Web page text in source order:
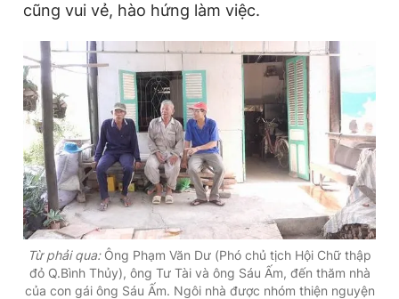
0906 645 777 0908 780 404
Đặt báo Quảng cáo RSS Tòa soạn Chính sách bảo
Tổng biên tập: Nguyễn Ngọc Toàn
Phó tổng biên tập thường trực: Hải Thành
Phó tổng biên tập: Lâm Hiếu Dũng
Phó tổng biên tập: Trần Việt Hưng
Tổng thư ký tòa soạn: Đức Trung
Giấy phép xuất bản số 110/GP - BTTTT cấp ngày 24.3.2020
© 2003-2026 Bản quyền thuộc về Báo Thanh Niên. Cấm sao
chép dưới mọi hình thức nếu không có sự chấp thuận bằng văn
bản. Phát triển bởi ePi Technologies, JSC.
cũng vui vẻ, hào hứng làm việc.
Từ phải qua:Ông Phạm Văn Dư (Phó chủ tịch Hội Chữ thập
đỏ Q.Bình Thủy), ông Tư Tài và ông Sáu Ấm, đến thăm nhà
của con gái ông Sáu Ấm. Ngôi nhà được nhóm thiện nguyện